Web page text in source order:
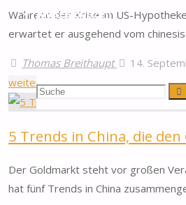
Anlagemünzen
Suchen
nach:
Während der Krise im US-
erwartet er ausgehend vom
Thomas Breithaupt 14.
weiter"Was
Kyle
über
Gold?"
5 Trends in China, die
Der Goldmarkt steht vor großen
hat fünf Trends in China